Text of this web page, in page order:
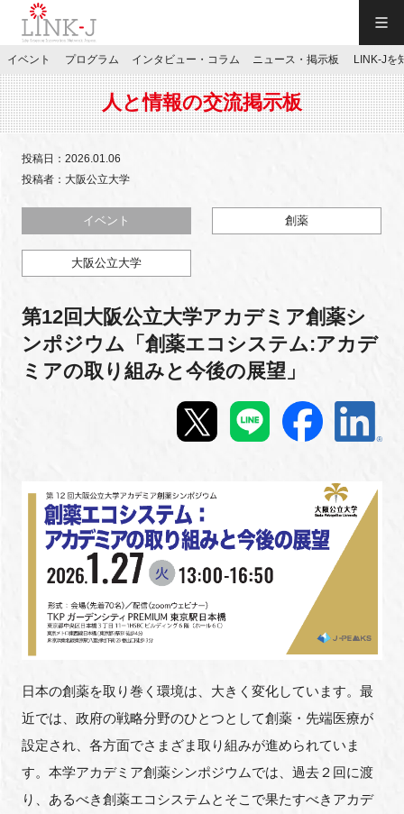
JP／EN
特別会員専用メニュー
施設ご予約
お問い合わせ
マイページ
プログラム
インタビュー・コラム
ニュース・掲示板
特別会員
施設・アクセス
イベント プログラム インタビュー・コラム ニュース・掲示板 LINK-Jを
人と情報の交流掲示板
投稿日：2026.01.06
投稿者：大阪公立大学
イベント 創薬
大阪公立大学
第12回大阪公立大学アカデミア創薬シ
ンポジウム「創薬エコシステム:アカデ
ミアの取り組みと今後の展望」
日本の創薬を取り巻く環境は、大きく変化しています。最
近では、政府の戦略分野のひとつとして創薬・先端医療が
設定され、各方面でさまざま取り組みが進められていま
す。本学アカデミア創薬シンポジウムでは、過去２回に渡
り、あるべき創薬エコシステムとそこで果たすべきアカデ